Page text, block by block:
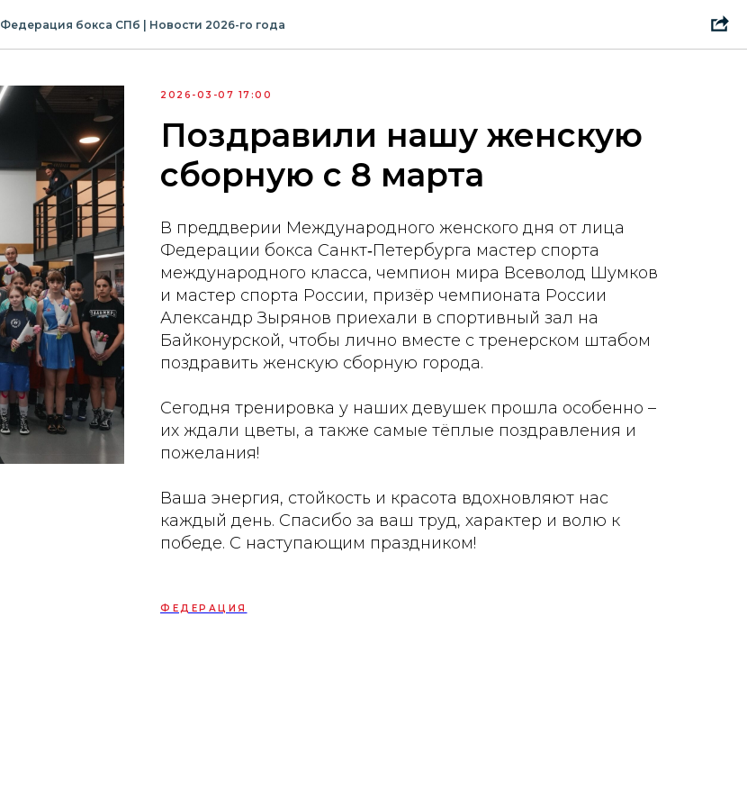
Федерация бокса СПб | Новости 2026-го года
2026-03-07 17:00
Поздравили нашу женскую
сборную с 8 марта
В преддверии Международного женского дня от лица
Федерации бокса Санкт‑Петербурга мастер спорта
международного класса, чемпион мира Всеволод Шумков
и мастер спорта России, призёр чемпионата России
Александр Зырянов приехали в спортивный зал на
Байконурской, чтобы лично вместе с тренерском штабом
поздравить женскую сборную города.
Сегодня тренировка у наших девушек прошла особенно –
их ждали цветы, а также самые тёплые поздравления и
пожелания!
Ваша энергия, стойкость и красота вдохновляют нас
каждый день. Спасибо за ваш труд, характер и волю к
победе. С наступающим праздником!
ФЕДЕРАЦИЯ